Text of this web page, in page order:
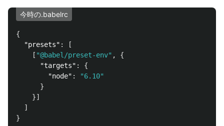
今時の.babelrc
{
"presets" :
[
[ "@babel/preset-env" ,
{
"targets" :
{
"node" :
"6.10"
}
}]
]
}